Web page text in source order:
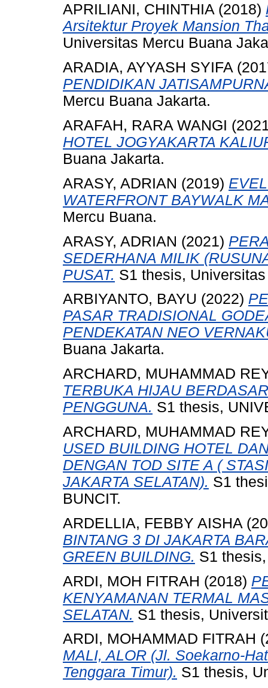
APRILIANI, CHINTHIA (2018)
Arsitektur Proyek Mansion
Universitas Mercu Buana
ARADIA, AYYASH SYIFA
PENDIDIKAN
Mercu Buana Jakarta.
ARAFAH, RARA WANGI
HOTEL JOGYAKARTA
Buana Jakarta.
ARASY, ADRIAN (2019)
WATERFRONT BAYWALK
Mercu Buana.
ARASY, ADRIAN (2021)
SEDERHANA MILIK
PUSAT. S1 thesis,
ARBIYANTO, BAYU (2022)
PASAR TRADISIONAL
PENDEKATAN NEO
Buana Jakarta.
ARCHARD, MUHAMMAD
TERBUKA HIJAU
PENGGUNA. S1 thesis,
ARCHARD, MUHAMMAD
USED BUILDING HOTEL
DENGAN TOD SITE A (
JAKARTA SELATAN). S1
BUNCIT.
ARDELLIA, FEBBY AISHA
BINTANG 3 DI JAKARTA
GREEN BUILDING. S1
ARDI, MOH FITRAH (2018)
KENYAMANAN TERMAL
SELATAN. S1 thesis,
ARDI, MOHAMMAD FITRAH
MALI, ALOR (Jl. Soekarno-
Tenggara Timur). S1 thesis,